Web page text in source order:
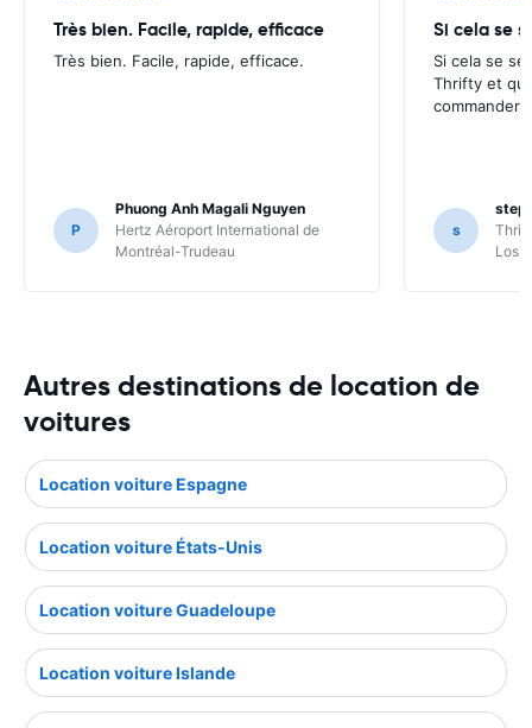
Très bien. Facile, rapide, efficace
Très bien. Facile, rapide, efficace.
P
Phuong Anh Magali Nguyen
Hertz Aéroport International de
Montréal-Trudeau
Si cela se
Si cela se
Thrifty et
commander
s
Los
Autres destinations de location de
voitures
Location voiture Espagne
Location voiture États-Unis
Location voiture Guadeloupe
Location voiture Islande